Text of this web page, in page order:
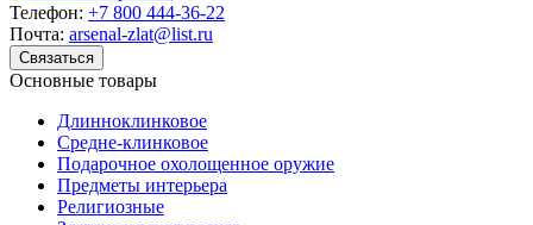
Телефон: +7 800 444-36-22
Почта: arsenal-zlat@list.ru
Связаться
Основные товары
Длинноклинковое
Средне-клинковое
Подарочное охолощенное оружие
Предметы интерьера
Религиозные